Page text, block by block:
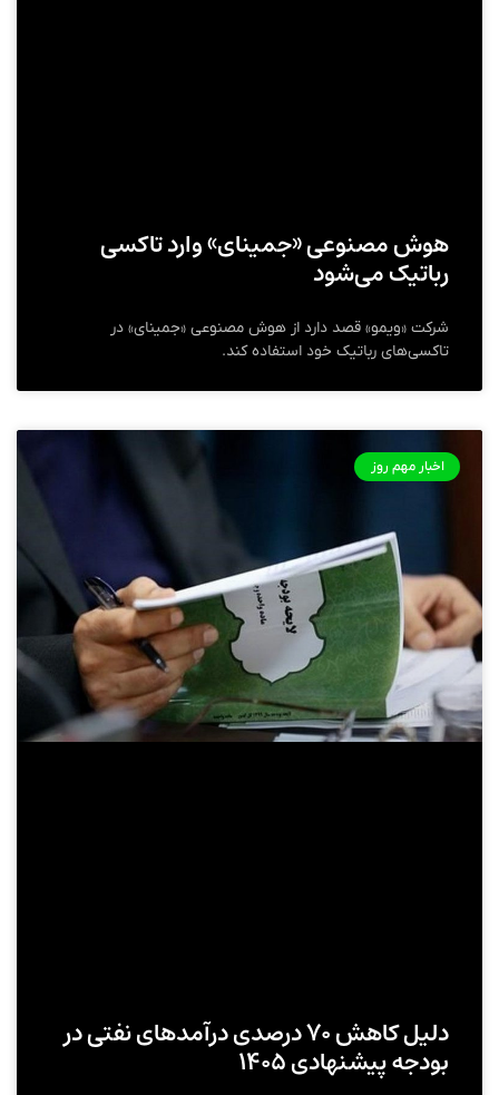
هوش مصنوعی «جمینای» وارد تاکسی
رباتیک می‌شود
شرکت «ویمو» قصد دارد از هوش مصنوعی «جمینای» در
تاکسی‌های رباتیک خود استفاده کند.
اخبار مهم روز
دلیل کاهش ۷۰ درصدی درآمدهای نفتی در
بودجه پیشنهادی ۱۴۰۵